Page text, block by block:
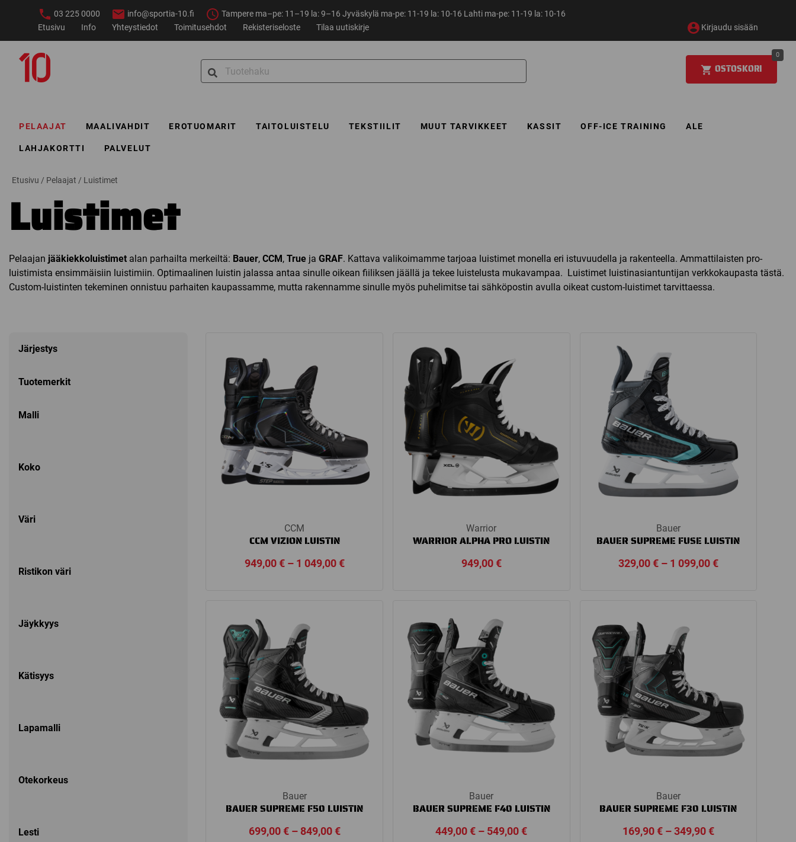
03 225 0000 info@sportia-10.fi
Tampere ma–pe: 11–19 la: 9–16 Jyväskylä ma-pe: 11-19 la: 10-16 Lahti ma-pe: 11-19 la: 10-16
Etusivu
Info Yhteystiedot Toimitusehdot Rekisteriseloste Tilaa uutiskirje Kirjaudu sisään
Search
for:
OSTOSKORI
0
PELAAJAT MAALIVAHDIT EROTUOMARIT TAITOLUISTELU TEKSTIILIT MUUT TARVIKKEET KASSIT OFF-ICE TRAINING ALE
LAHJAKORTTI PALVELUT
Etusivu / Pelaajat / Luistimet
Luistimet
Pelaajan jääkiekkoluistimet alan parhailta merkeiltä: Bauer, CCM , True ja GRAF. Kattava valikoimamme tarjoaa luistimet monella eri istuvuudella ja rakenteella. Ammattilaisten pro-
luistimista ensimmäisiin luistimiin. Optimaalinen luistin jalassa antaa sinulle oikean fiiliksen jäällä ja tekee luistelusta mukavampaa. Luistimet luistinasiantuntijan verkkokaupasta tästä.
Custom-luistinten tekeminen onnistuu parhaiten kaupassamme, mutta rakennamme sinulle myös puhelimitse tai sähköpostin avulla oikeat custom-luistimet tarvittaessa.
Järjestys
Tuotemerkit
Malli
Koko
Väri
Ristikon väri
Jäykkyys
Kätisyys
Lapamalli
Otekorkeus
Lesti
CCM
CCM VIZION LUISTIN
949,00€ – 1 049,00€Price
Warrior
WARRIOR ALPHA PRO LUISTIN
949,00€
Bauer
BAUER SUPREME FUSE LUISTIN
329,00€ – 1 099,00€Price
Bauer
BAUER SUPREME F50 LUISTIN
699,00€ – 849,00€Price
Bauer
BAUER SUPREME F40 LUISTIN
449,00€ – 549,00€Price
Bauer
BAUER SUPREME F30 LUISTIN
169,90€ –349,90€Price